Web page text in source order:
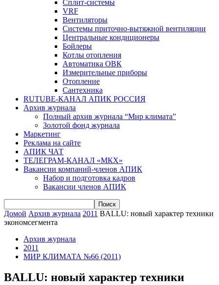
Сплит-системы
VRF
Вентиляторы
Системы приточно-вытяжной вентиляции
Центральные кондиционеры
Бойлеры
Котлы отопления
Автоматика ОВК
Измерительные приборы
Отопление
Сантехника
RUTUBE-КАНАЛ АПИК РОССИЯ
Архив журнала
Полный архив журнала “Мир климата”
Золотой фонд журнала
Маркетинг
Реклама на сайте
АПИК ЧАТ
ТЕЛЕГРАМ-КАНАЛ «МКХ»
Вакансии компаний-членов АПИК
Набор и подготовка кадров
Вакансии членов АПИК
Домой Архив журнала 2011 BALLU: новый характер техники
экономсегмента
Архив журнала
2011
МИР КЛИМАТА №66 (2011)
BALLU: новый характер техники